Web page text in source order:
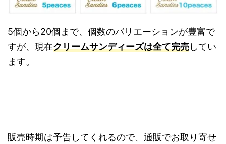
5個から20個まで、個数のバリエーションが豊富で
すが、現在クリームサンディーズは全て完売してい
ます。
販売時期は予告してくれるので、通販でお取り寄せ